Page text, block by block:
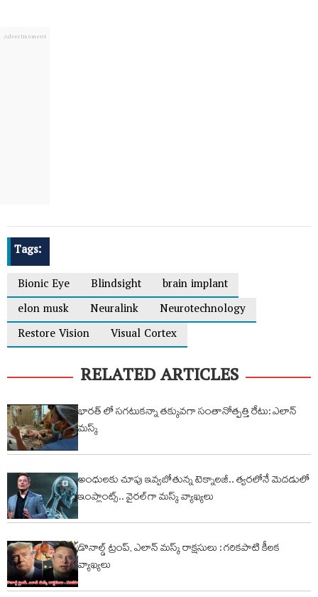
Tags:
Bionic Eye
Blindsight
brain implant
elon musk
Neuralink
Neurotechnology
Restore Vision
Visual Cortex
RELATED ARTICLES
భారత్ లో సగటుకన్నా తక్కువగా సంతానోత్పత్తి రేటు: ఎలాన్
మస్క్
అంధులకు చూపు ఇవ్వబోతున్న టెక్నాలజీ.. త్వరలోనే మెదడులో
ఇంప్లాంట్స్.. వైరల్‌గా మస్క్ వ్యాఖ్యలు
డొనాల్డ్ ట్రంప్, ఎలాన్ మస్క్ రాక్షసులు : గరికపాటి కీలక
వ్యాఖ్యలు